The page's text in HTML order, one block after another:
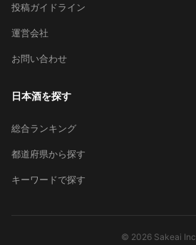
投稿ガイドライン
運営会社
お問い合わせ
日本酒を探す
総合ランキング
都道府県から探す
キーワードで探す
© 2026 Sakeai Inc.